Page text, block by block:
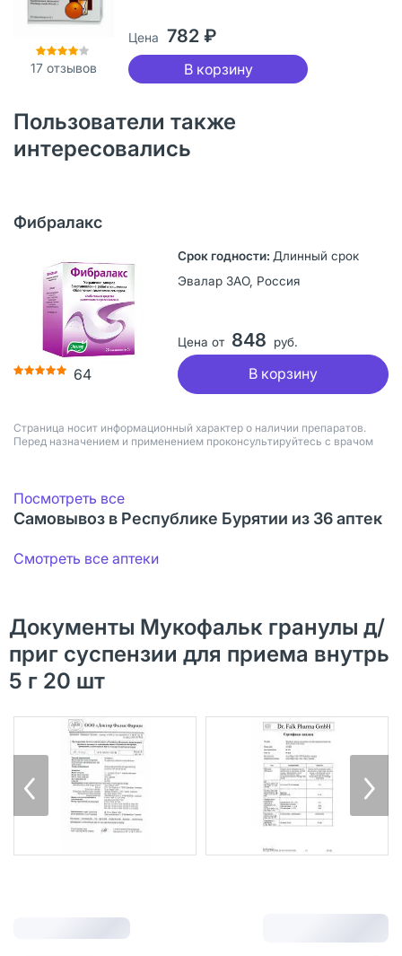
17 отзывов
Цена 782 ₽
В корзину
Пользователи также
интересовались
Фибралакс
64
Длинный срок
Эвалар ЗАО, Россия
Цена от 848 руб.
В корзину
Страница носит информационный характер о наличии препаратов.
Перед назначением и применением проконсультируйтесь с врачом
Посмотреть все
Самовывоз в Республике Бурятии из 36 аптек
Смотреть все аптеки
Документы Мукофальк гранулы д/
приг суспензии для приема внутрь
5 г 20 шт